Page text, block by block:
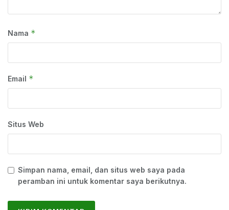
Nama *
Email *
Situs Web
Simpan nama, email, dan situs web saya pada
peramban ini untuk komentar saya berikutnya.